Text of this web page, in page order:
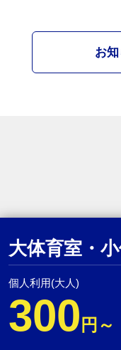
お
大体育室・
個人利用(大人)
300 円～